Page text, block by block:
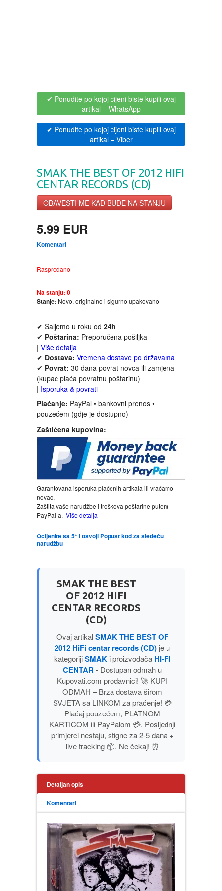
DRUSTVENA IGRA
DUH I TELO
EROTSKI
ESEJISTIKA
FANTASTIKA
KLASICI
KNJIGE ZA DECU
KOMEDIJA
KRIMINALISTIČKI
KUVARI
LJUBAVNI
MITOLOGIJA
MUZIKA
NAUČNA FANTASTIKA
POEZIJA
POPULARNA PSIHOLOGIJA
PRIČE
PUBLICISTIKA
PUTOPISI
STRIP
TINEJDŽ
TRILERI
UMETNOST
✔ Ponudite po kojoj cijeni biste kupili ovaj
artikal – WhatsApp
✔ Ponudite po kojoj cijeni biste kupili ovaj
artikal– Viber
SMAK THE BEST OF 2012 HIFI
CENTAR RECORDS (CD)
OBAVESTI ME KAD BUDE NA STANJU
5.99 EUR
Komentari
Rasprodano
Na stanju: 0
Stanje: Novo, originalno i sigurno upakovano
✔ Šaljemo u roku od 24h
✔ Poštarina: Preporučena pošiljka
| Više detalja
✔ Dostava: Vremena dostave po državama
✔ Povrat: 30 dana povrat novca ili zamjena
(kupac plaća povratnu poštarinu)
| Isporuka & povrati
Plaćanje: PayPal • bankovni prenos •
pouzećem (gdje je dostupno)
Zaštićena kupovina:
Garantovana isporuka plaćenih artikala ili vraćamo
novac.
Zaštita vaše narudžbe i troškova poštarine putem
PayPal-a. Više detalja
Ocijenite sa 5* i osvoji Popust kod za sledeću
narudžbu
SMAK THE BEST
OF 2012 HIFI
CENTAR RECORDS
(CD)
Ovaj artikalSMAK THE BEST OF
2012 HiFi centar records (CD) je u
kategorijiSMAK i proizvođača HI-FI
CENTAR - Dostupan odmah u
Kupovati.com prodavnici! 🚀 KUPI
ODMAH – Brza dostava širom
SVJETA sa LINKOM za praćenje! 💳
Plaćaj pouzećem, PLATNOM
KARTICOM ili PayPalom 💳. Posljednji
primjerci nestaju, stigne za 2-5 dana +
live tracking 📦. Ne čekaj! ⏰
Detaljan opis
Komentari